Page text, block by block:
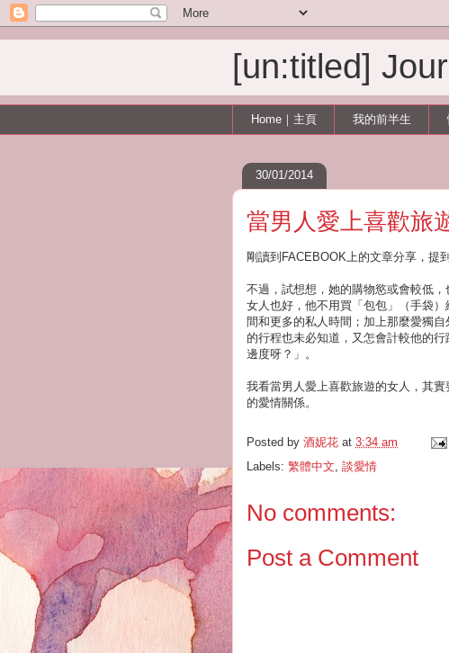
[un:titled]
Home｜主頁 我的前半生
30/01/2014
當男人愛上喜歡旅
剛讀到FACEBOOK上的文章分享，提
不過，試想想，她的購物慾或會較低
女人也好，他不用買「包包」（手袋
間和更多的私人時間；加上那麼愛獨
的行程也未必知道，又怎會計較他的
邊度呀？」。
我看當男人愛上喜歡旅遊的女人，其
的愛情關係。
Posted by 酒妮花 at 3:34 am
Labels: 繁體中文 談愛情
No comments:
Post a Comment